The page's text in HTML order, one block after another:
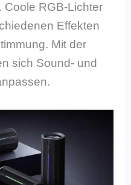
Coole RGB-Lichter
Effekten
Mit der
sich Sound- und